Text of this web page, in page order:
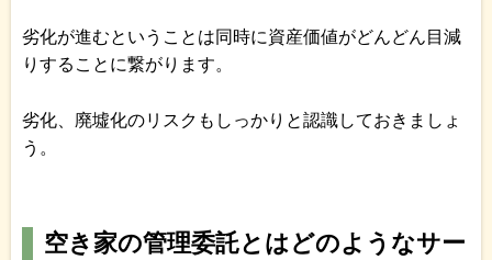
劣化が進むということは同時に資産価値がどんどん目減
りすることに繋がります。
劣化、廃墟化のリスクもしっかりと認識しておきましょ
う。
空き家の管理委託とはどのようなサー